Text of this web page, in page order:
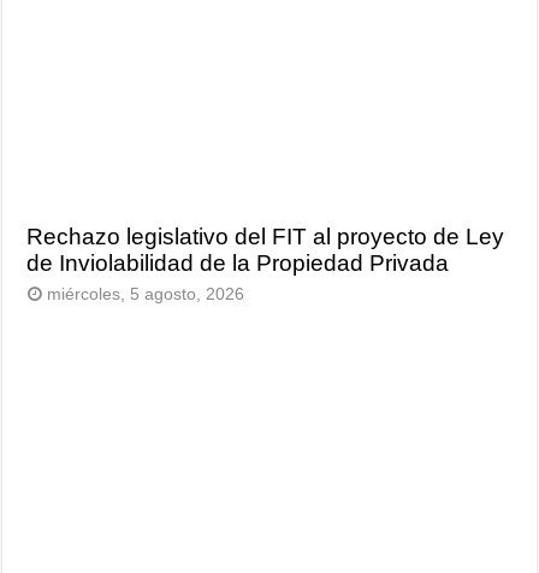
Rechazo legislativo del FIT al proyecto de Ley
de Inviolabilidad de la Propiedad Privada
miércoles, 5 agosto, 2026